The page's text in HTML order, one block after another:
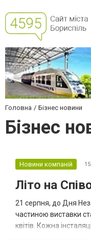
Головна Бізнес новини
Бізнес
Новини компаній
Літо на
21 серпня, до Дня
частиною виставки
квітів. Кожна